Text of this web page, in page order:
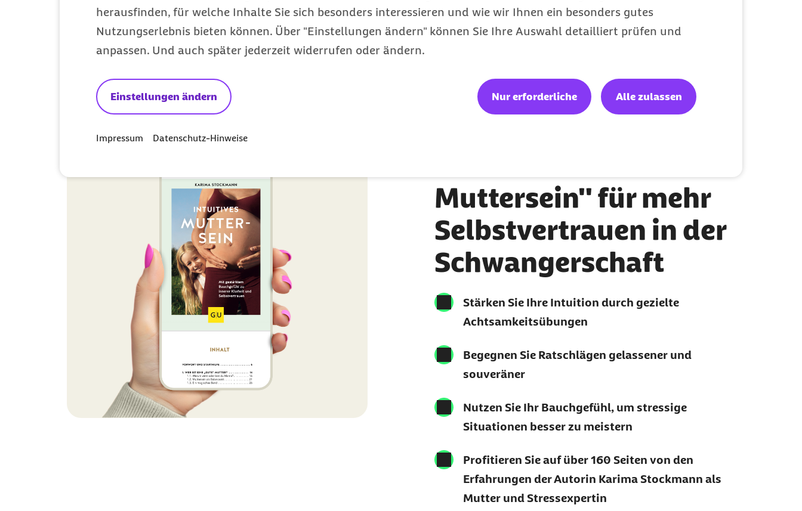
herausfinden, für welche Inhalte Sie sich besonders interessieren und wie wir Ihnen ein besonders gutes
Nutzungserlebnis bieten können. Über "Einstellungen ändern" können Sie Ihre Auswahl detailliert prüfen und
anpassen. Und auch später jederzeit widerrufen oder ändern.
Einstellungen ändern Nur erforderliche Alle zulassen
Impressum Datenschutz-Hinweise
Kategorie
Gesundheit
Kategorie
Gesundheit
Kategorie
Leistungen
Muttersein" für mehr
Selbstvertrauen in der
Schwangerschaft
Stärken Sie Ihre Intuition durch gezielte
Achtsamkeitsübungen
Begegnen Sie Ratschlägen gelassener und
souveräner
Nutzen Sie Ihr Bauchgefühl, um stressige
Situationen besser zu meistern
Profitieren Sie auf über 160 Seiten von den
Erfahrungen der Autorin Karima Stockmann als
Mutter und Stressexpertin